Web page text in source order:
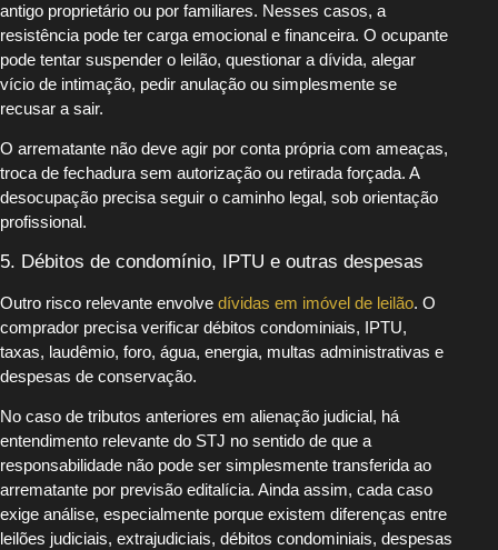
antigo proprietário ou por familiares. Nesses casos, a
resistência pode ter carga emocional e financeira. O ocupante
pode tentar suspender o leilão, questionar a dívida, alegar
vício de intimação, pedir anulação ou simplesmente se
recusar a sair.
O arrematante não deve agir por conta própria com ameaças,
troca de fechadura sem autorização ou retirada forçada. A
desocupação precisa seguir o caminho legal, sob orientação
profissional.
5. Débitos de condomínio, IPTU e outras despesas
Outro risco relevante envolve dívidas em imóvel de leilão. O
comprador precisa verificar débitos condominiais, IPTU,
taxas, laudêmio, foro, água, energia, multas administrativas e
despesas de conservação.
No caso de tributos anteriores em alienação judicial, há
entendimento relevante do STJ no sentido de que a
responsabilidade não pode ser simplesmente transferida ao
arrematante por previsão editalícia. Ainda assim, cada caso
exige análise, especialmente porque existem diferenças entre
leilões judiciais, extrajudiciais, débitos condominiais, despesas